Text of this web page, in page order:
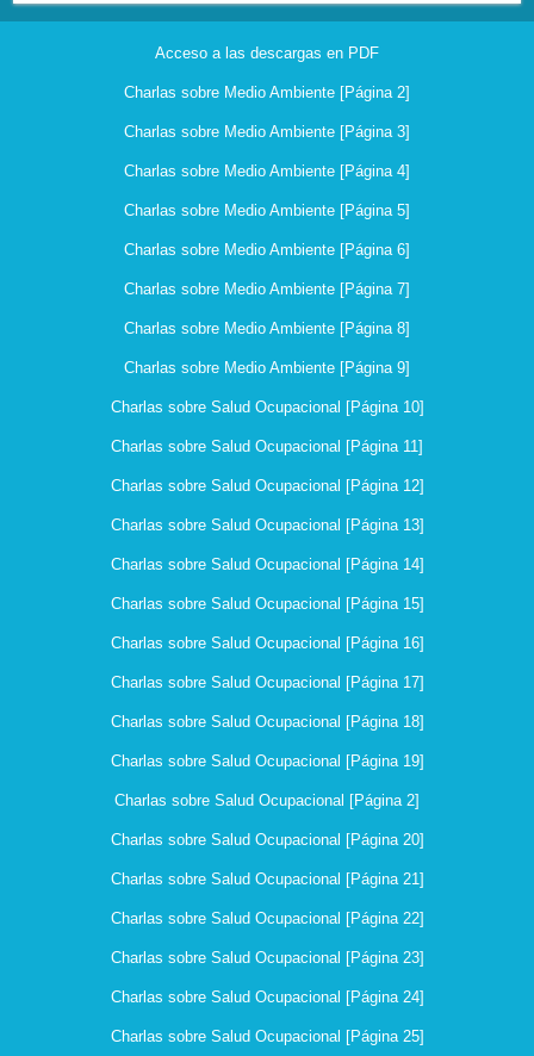
Acceso a las descargas en PDF
Charlas sobre Medio Ambiente [Página 2]
Charlas sobre Medio Ambiente [Página 3]
Charlas sobre Medio Ambiente [Página 4]
Charlas sobre Medio Ambiente [Página 5]
Charlas sobre Medio Ambiente [Página 6]
Charlas sobre Medio Ambiente [Página 7]
Charlas sobre Medio Ambiente [Página 8]
Charlas sobre Medio Ambiente [Página 9]
Charlas sobre Salud Ocupacional [Página 10]
Charlas sobre Salud Ocupacional [Página 11]
Charlas sobre Salud Ocupacional [Página 12]
Charlas sobre Salud Ocupacional [Página 13]
Charlas sobre Salud Ocupacional [Página 14]
Charlas sobre Salud Ocupacional [Página 15]
Charlas sobre Salud Ocupacional [Página 16]
Charlas sobre Salud Ocupacional [Página 17]
Charlas sobre Salud Ocupacional [Página 18]
Charlas sobre Salud Ocupacional [Página 19]
Charlas sobre Salud Ocupacional [Página 2]
Charlas sobre Salud Ocupacional [Página 20]
Charlas sobre Salud Ocupacional [Página 21]
Charlas sobre Salud Ocupacional [Página 22]
Charlas sobre Salud Ocupacional [Página 23]
Charlas sobre Salud Ocupacional [Página 24]
Charlas sobre Salud Ocupacional [Página 25]